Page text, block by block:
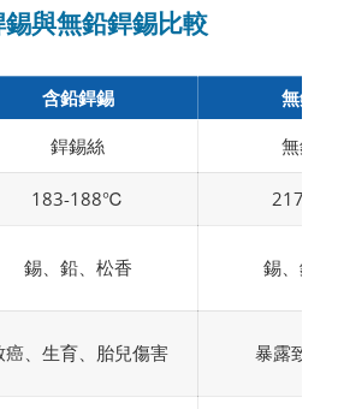
與無鉛銲錫比較
含鉛銲錫
無鉛
銲錫絲 無鉛
183-188℃ 217-
錫、鉛、松香 錫、銀
癌、生育、胎兒傷害 暴露致器